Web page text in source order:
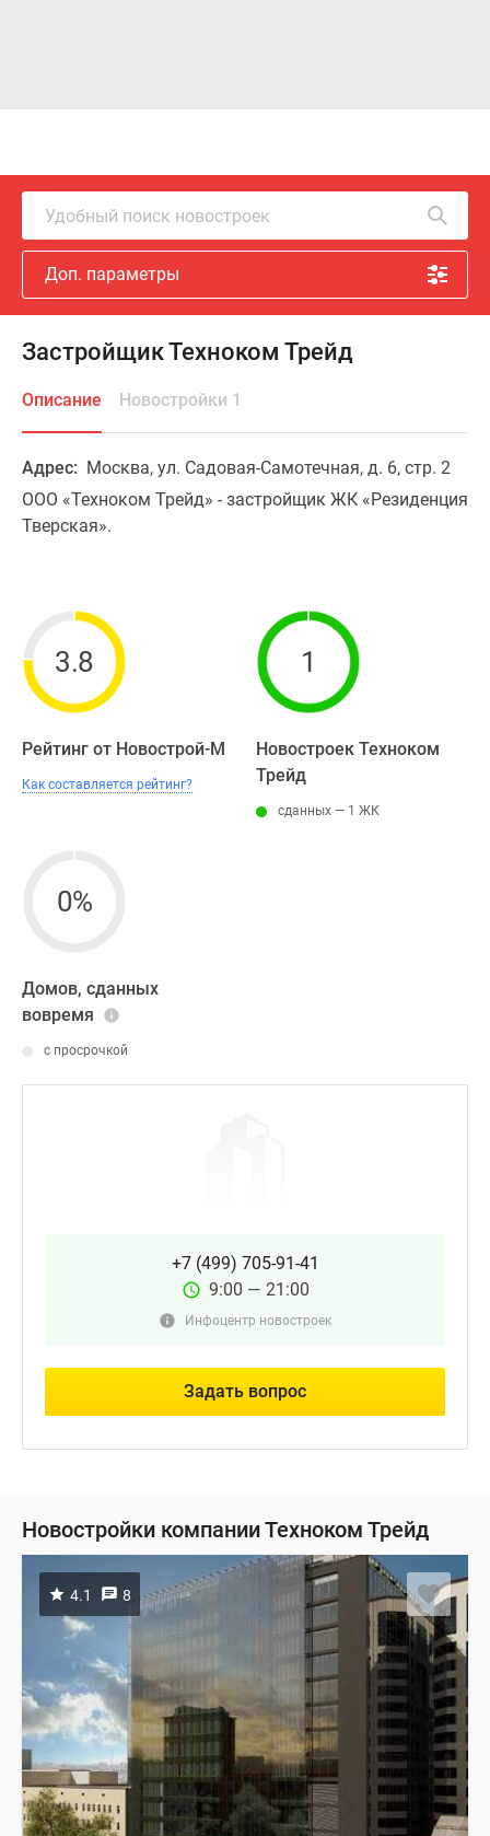
Удобный поиск новостроек
Доп. параметры
Застройщик Техноком Трейд
Описание Новостройки 1
Адрес: Москва, ул. Садовая-Самотечная, д. 6, стр. 2
ООО «Техноком Трейд» - застройщик ЖК «Резиденция
Тверская».
3.8
Рейтинг от Новострой-М
Как составляется рейтинг?
1
Новостроек Техноком
Трейд
сданных — 1 ЖК
0%
Домов, сданных
вовремя
с просрочкой
+7 (499) 705-91-41
9:00 — 21:00
Инфоцентр новостроек
Задать вопрос
Новостройки компании Техноком Трейд
4.1 8